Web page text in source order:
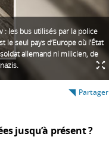
: les bus utilisés par la police
le seul pays d’Europe où l’État
allemand ni milicien, de
Partager
jusqu’à présent ?